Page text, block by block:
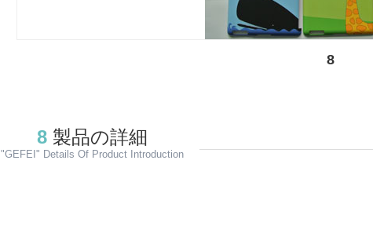
8
8 製品の詳細
"GEFEI" Details Of Product Introduction